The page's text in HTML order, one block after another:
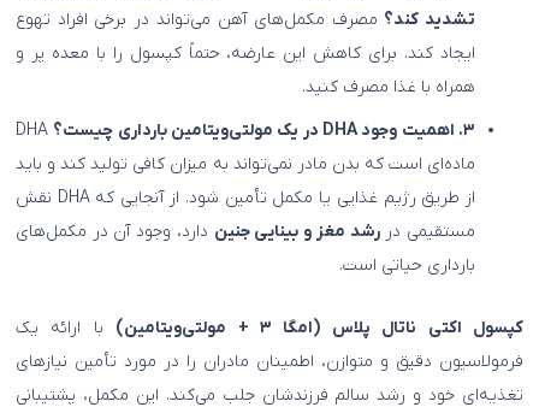
تشدید کند؟ مصرف مکمل‌های آهن می‌تواند در برخی افراد تهوع
ایجاد کند. برای کاهش این عارضه، حتماً کپسول را با معده پر و
همراه با غذا مصرف کنید.
۳. اهمیت وجود DHA در یک مولتی‌ویتامین بارداری چیست؟
DHA
ماده‌ای است که بدن مادر نمی‌تواند به میزان کافی تولید کند و باید
از طریق رژیم غذایی یا مکمل تأمین شود. از آنجایی که DHA نقش
مستقیمی دررشد مغز و بینایی جنین دارد، وجود آن در مکمل‌های
بارداری حیاتی است.
کپسول اکتی ناتال پلاس (امگا ۳ + مولتی‌ویتامین)
با ارائه یک
فرمولاسیون دقیق و متوازن، اطمینان مادران را در مورد تأمین نیازهای
تغذیه‌ای خود و رشد سالم فرزندشان جلب می‌کند. این مکمل، پشتیبانی